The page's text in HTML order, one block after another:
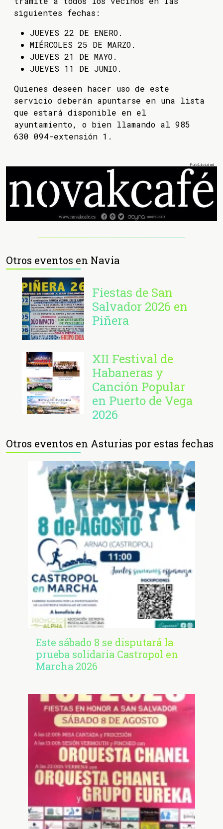
siguientes fechas:
JUEVES 22 DE ENERO.
MIÉRCOLES 25 DE MARZO.
JUEVES 21 DE MAYO.
JUEVES 11 DE JUNIO.
Quienes deseen hacer uso de este
servicio deberán apuntarse en una lista
que estará disponible en el
ayuntamiento, o bien llamando al 985
630 094-extensión 1.
Otros eventos en Navia
Fiestas de San
Salvador 2026 en
Piñera
XII Festival de
Habaneras y
Canción Popular
en Puerto de Vega
2026
Otros eventos en Asturias por estas fechas
Este sábado 8 se disputará la
prueba solidaria Castropol en
Marcha 2026